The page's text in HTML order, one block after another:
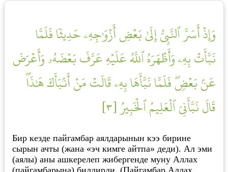
وَإِذۡ أَسَرَّ ٱلنَّبِيُّ إِلَىٰ بَعۡضِ أَزۡوَٰجِهِۦ حَدِيثٗا فَلَمَّا
نَبَّأَتۡ بِهِۦ وَأَظۡهَرَهُ ٱللَّهُ عَلَيۡهِ عَرَّفَ بَعۡضَهُۥ وَأَعۡرَضَ
عَنۢ بَعۡضٖۖ فَلَمَّا نَبَّأَهَا بِهِۦ قَالَتۡ مَنۡ أَنۢبَأَكَ هَٰذَاۖ
قَالَ نَبَّأَنِيَ ٱلۡعَلِيمُ ٱلۡخَبِيرُ [٣]
Бир кезде пайгамбар аялдарынын кээ бирине
сырын ачты (жана «эч кимге айтпа» деди). Ал эми
(аялы) аны ашкерелеп жибергенде муну Аллах
(пайгамбарына) билдирди. (Пайгамбар Аллах